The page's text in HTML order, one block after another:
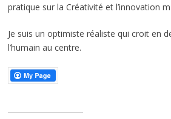
pratique sur la Créativité et l’innovation
Je suis un optimiste réaliste qui croit en
l’humain au centre.